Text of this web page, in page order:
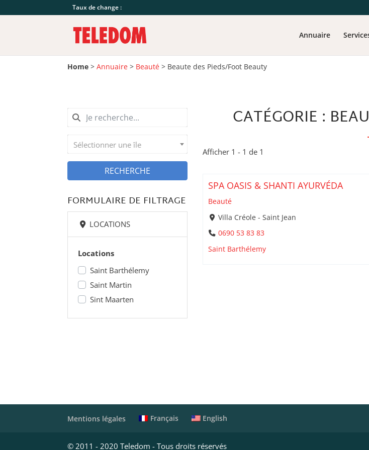
Taux de change :
Annuaire
Home >Annuaire > Beauté > Beaute des Pieds/Foot Beauty
CATÉGORIE :
Afficher 1 - 1 de 1
SPA OASIS & SHANTI AYURVÉDA
Beauté
Villa Créole - Saint Jean
0690 53 83 83
Saint Barthélemy
Sélectionner une île
RECHERCHE
FORMULAIRE DE FILTRAGE
LOCATIONS
Locations
Saint Barthélemy
Saint Martin
Sint Maarten
Mentions légales Français English
© 2011 - 2020 Teledom - Tous droits réservés